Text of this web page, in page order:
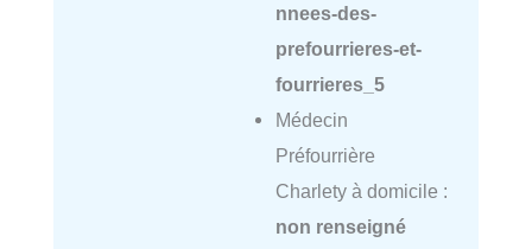
nnees-des-
prefourrieres-et-
fourrieres_5
Médecin
Préfourrière
Charlety à domicile :
non renseigné